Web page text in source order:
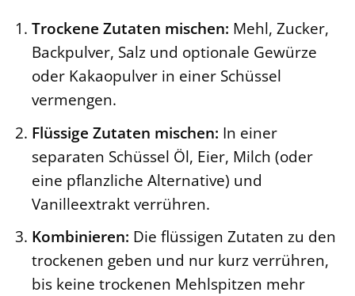
Trockene Zutaten mischen: Mehl, Zucker,
Backpulver, Salz und optionale Gewürze
oder Kakaopulver in einer Schüssel
vermengen.
Flüssige Zutaten mischen: In einer
separaten Schüssel Öl, Eier, Milch (oder
eine pflanzliche Alternative) und
Vanilleextrakt verrühren.
Kombinieren: Die flüssigen Zutaten zu den
trockenen geben und nur kurz verrühren,
bis keine trockenen Mehlspitzen mehr